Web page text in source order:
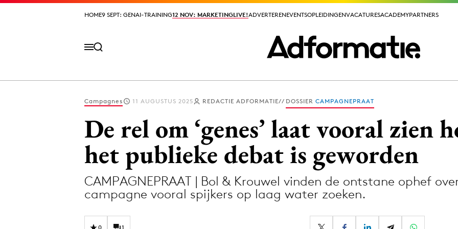
HOME9 SEPT: GENAI-TRAINING12 NOV: MARKETINGLIVE!ADVERTERENEVENTSOPLEIDINGENVACATURESACADEMYPARTNERS
HOME9 SEPT: GENAI-TRAINING12 NOV: MARKETINGLIVE!ADVERTERENEVENTSOPLEIDINGENVACATURESACADEMYPARTNERS
Design
Digital transformation
Media
Merkstrategie
PR
Campagnes 11 AUGUSTUS 2025 REDACTIE ADFORMATIE DOSSIER CAMPAGNEPRAAT
De rel om ‘genes’ laat vooral zien
het publieke debat is geworden
CAMPAGNEPRAAT | Bol & Krouwel vinden de ontstane ophef
campagne vooral spijkers op laag water zoeken.
0 1